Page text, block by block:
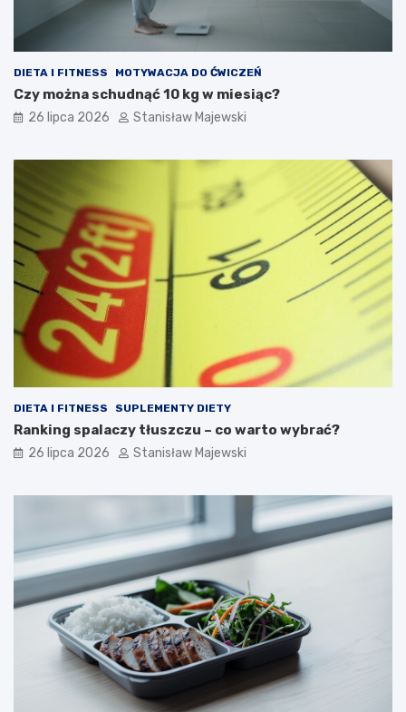
DIETA I FITNESS MOTYWACJA DO ĆWICZEŃ
Czy można schudnąć 10 kg w miesiąc?
26 lipca 2026 Stanisław Majewski
DIETA I FITNESS SUPLEMENTY DIETY
Ranking spalaczy tłuszczu – co warto wybrać?
26 lipca 2026 Stanisław Majewski